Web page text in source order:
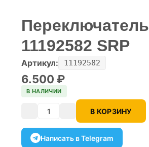
Переключатель
11192582 SRP
Артикул: 11192582
6.500 ₽
В НАЛИЧИИ
Количество В КОРЗИНУ
Написать в Telegram